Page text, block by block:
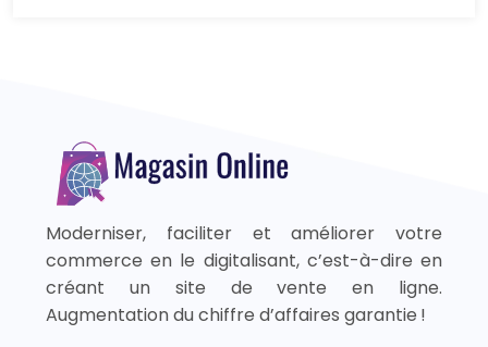
Moderniser, faciliter et améliorer votre
commerce en le digitalisant, c’est-à-dire en
créant un site de vente en ligne.
Augmentation du chiffre d’affaires garantie !